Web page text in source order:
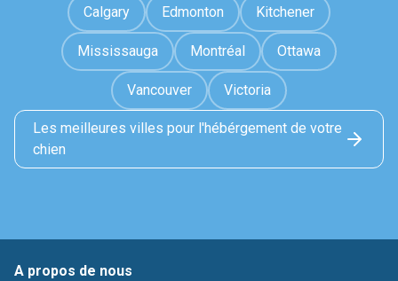
Calgary Edmonton Kitchener
Mississauga Montréal Ottawa
Vancouver Victoria
Les meilleures villes pour l'hébérgement de votre
chien
A propos de nous